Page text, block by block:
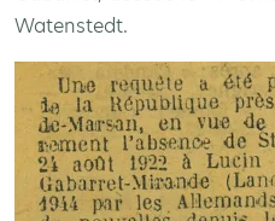
Watenstedt.